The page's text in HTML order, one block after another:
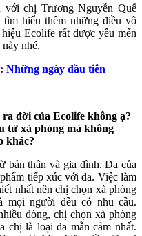
với chị Trương Nguyễn Quế
hiểu thêm những điều vô
Ecolife rất được yêu mến
nhé.
Những ngày đầu tiên
đời của Ecolife không ạ?
từ xà phòng mà không
khác?
bản thân và gia đình. Da của
tiếp xúc với da. Việc làm
nhất nên chị chọn xà phòng
mọi người đều có nhu cầu.
dòng, chị chọn xà phòng
chị là loại da mẫn cảm nhất.